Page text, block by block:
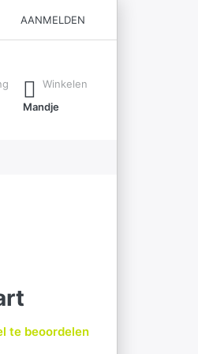
AANMELDEN
toets om alle resultaten op te
Winkelen
Mandje
te beoordelen